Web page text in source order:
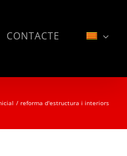
CONTACTE
reforma d'estructura i interiors